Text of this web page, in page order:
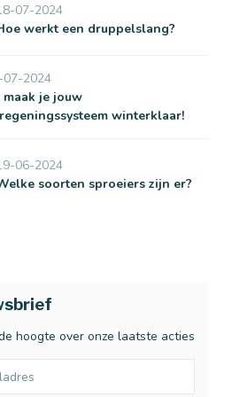
07-2024
werkt een druppelslang?
07-2024
maak je jouw
winterklaar!
06-2024
soorten sproeiers zijn er?
hoogte over onze laatste acties